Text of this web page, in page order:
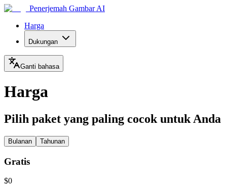
Penerjemah Gambar AI
Harga
Dukungan
Ganti bahasa
Harga
Pilih paket yang paling cocok untuk Anda
Bulanan Tahunan
Gratis
$0